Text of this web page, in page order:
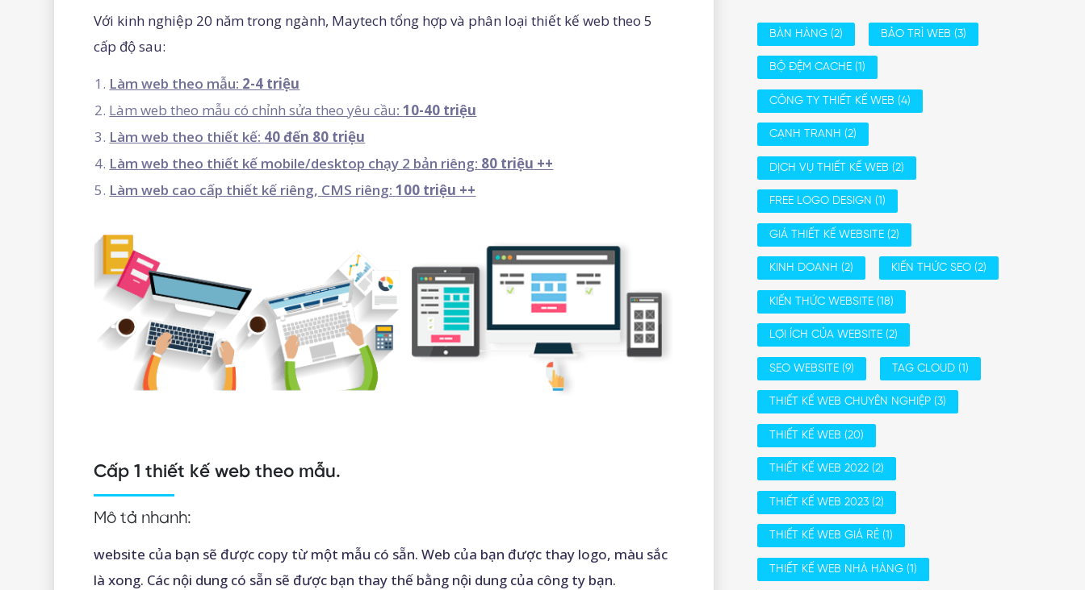
Với kinh nghiệp 20 năm trong ngành, Maytech tổng hợp và phân loại thiết kế web theo 5
cấp độ sau:
Làm web theo mẫu: 2-4 triệu
Làm web theo mẫu có chỉnh sửa theo yêu cầu:10-40 triệu
Làm web theo thiết kế: 40 đến 80 triệu
Làm web theo thiết kế mobile/desktop chạy 2 bản riêng: 80 triệu ++
Làm web cao cấp thiết kế riêng, CMS riêng:100 triệu ++
Cấp 1 thiết kế web theo mẫu.
Mô tả nhanh:
website của bạn sẽ được copy từ một mẫu có sẵn. Web của bạn được thay logo, màu sắc
là xong. Các nội dung có sẵn sẽ được bạn thay thế bằng nội dung của công ty bạn.
BÀN HÀNG (2) BẢO TRÌ WEB (3)
BỘ ĐỆM CACHE (1)
CÔNG TY THIẾT KẾ WEB (4)
CẠNH TRANH (2)
DỊCH VỤ THIẾT KẾ WEB (2)
FREE LOGO DESIGN (1)
GIÁ THIẾT KẾ WEBSITE (2)
KINH DOANH (2) KIẾN THỨC SEO(2)
KIẾN THỨC WEBSITE (18)
LỢI ÍCH CỦA WEBSITE (2)
SEO WEBSITE (9) TAG CLOUD(1)
THIẾT KẾ WEB CHUYÊN NGHIỆP (3)
THIẾT KẾ WEB (20)
THIẾT KẾ WEB 2022 (2)
THIẾT KẾ WEB 2023 (2)
THIẾT KẾ WEB GIÁ RẺ (1)
THIẾT KẾ WEB NHÀ HÀNG (1)